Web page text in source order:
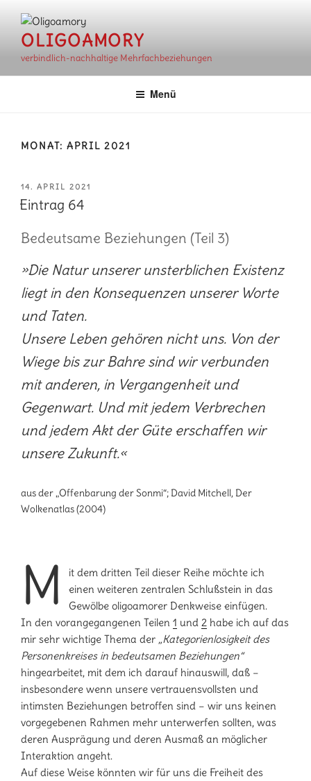
Inhalt
springenOLIGOAMORY
verbindlich-nachhaltige Mehrfachbeziehungen
Menü
MONAT: APRIL 2021
VERÖFFENTLICHT
AM
14. APRIL 2021
Eintrag 64
Bedeutsame Beziehungen (Teil 3)
»Die Natur unserer unsterblichen Existenz
liegt in den Konsequenzen unserer Worte
und Taten.
Unsere Leben gehören nicht uns. Von der
Wiege bis zur Bahre sind wir verbunden
mit anderen, in Vergangenheit und
Gegenwart. Und mit jedem Verbrechen
und jedem Akt der Güte erschaffen wir
unsere Zukunft.«
aus der „Offenbarung der Sonmi“; David Mitchell, Der
Wolkenatlas (2004)
M
it dem dritten Teil dieser Reihe möchte ich
einen weiteren zentralen Schlußstein in das
Gewölbe oligoamorer Denkweise einfügen.
In den vorangegangenen Teilen 1 und 2 habe ich auf das
mir sehr wichtige Thema der „Kategorienlosigkeit des
Personenkreises in bedeutsamen Beziehungen“
hingearbeitet, mit dem ich darauf hinauswill, daß –
insbesondere wenn unsere vertrauensvollsten und
intimsten Beziehungen betroffen sind – wir uns keinen
vorgegebenen Rahmen mehr unterwerfen sollten, was
deren Ausprägung und deren Ausmaß an möglicher
Interaktion angeht.
Auf diese Weise könnten wir für uns die Freiheit des